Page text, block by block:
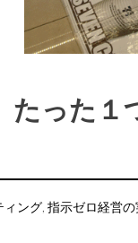
った１
ィング 指示ゼロ経営の